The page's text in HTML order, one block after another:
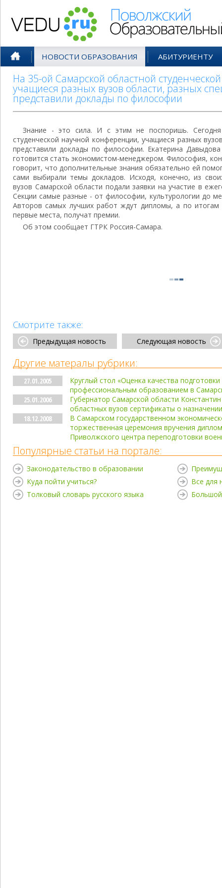
НОВОСТИ ОБРАЗОВАНИЯ АБИТУРИЕНТУ
На 35-ой Самарской областной
учащиеся разных вузов области, разных
представили доклады по философии
Знание - это сила. И с этим не поспоришь.
студенческой научной конференции, учащиеся разных
представили доклады по философии. Екатерина
готовится стать экономистом-менеджером. Философия,
говорит, что дополнительные знания обязательно ей
сами выбирали темы докладов. Исходя, конечно, из
вузов Самарской области подали заявки на участие в
Секции самые разные - от философии, культурологии до
Авторов самых лучших работ ждут дипломы, а по итогам
первые места, получат премии.
Об этом сообщает ГТРК Россия-Самара.
Смотрите также:
Предыдущая новость Следующая новость
Другие матералы рубрики:
27.01.2005
Круглый стол «Оценка качества
профессиональным образованием в
25.01.2006
Губернатор Самарской области
областных вузов сертификаты о
18.12.2008
В Самарском государственном
торжественная церемония вручения
Приволжского центра переподготовки
Популярные статьи на портале:
Законодательство в образовании
Куда пойти учиться?
Толковый словарь русского языка
Все для
Большой